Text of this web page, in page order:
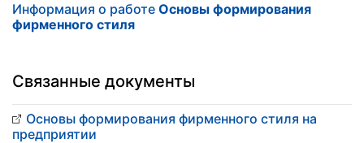
Информация о работе Основы формирования
фирменного стиля
Связанные документы
Основы формирования фирменного стиля на
предприятии